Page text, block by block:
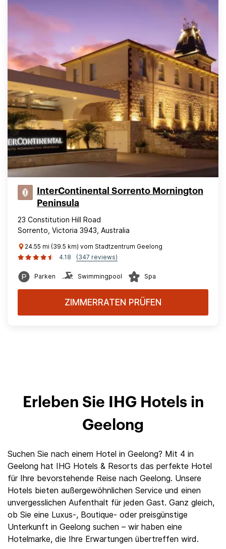
InterContinental Sorrento Mornington
Peninsula
23 Constitution Hill Road
Sorrento, Victoria 3943, Australia
24.55 mi (39.5 km) vom Stadtzentrum Geelong
4.18
(347 reviews)
Parken Swimmingpool Spa
ZIMMERRATEN PRÜFEN
Erleben Sie IHG Hotels in
Geelong
Suchen Sie nach einem Hotel in Geelong? Mit 4 in
Geelong hat IHG Hotels & Resorts das perfekte Hotel
für Ihre bevorstehende Reise nach Geelong. Unsere
Hotels bieten außergewöhnlichen Service und einen
unvergesslichen Aufenthalt für jeden Gast. Ganz gleich,
ob Sie eine Luxus-, Boutique- oder preisgünstige
Unterkunft in Geelong suchen – wir haben eine
Hotelmarke, die Ihre Erwartungen übertreffen wird.